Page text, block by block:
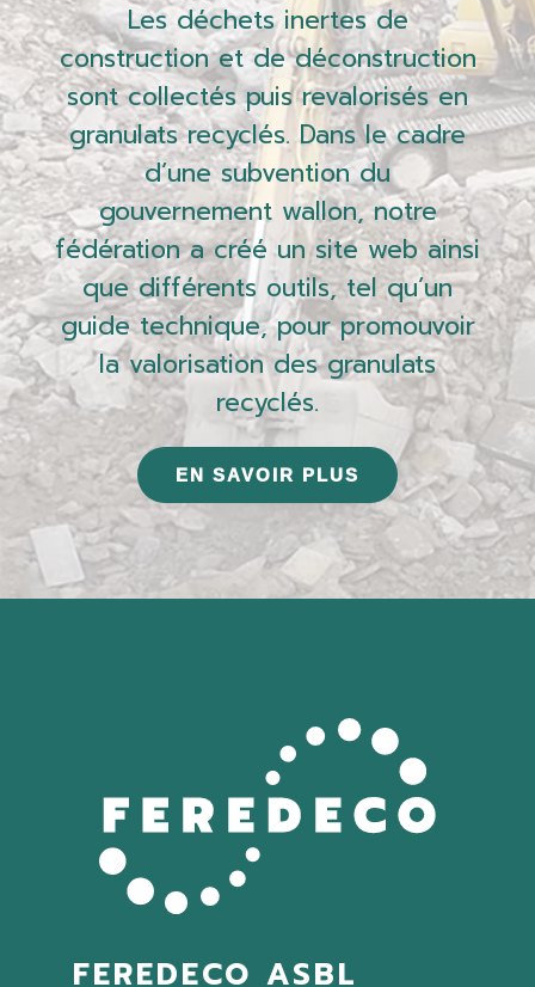
Les déchets inertes de
construction et de déconstruction
sont collectés puis revalorisés en
granulats recyclés. Dans le cadre
d’une subvention du
gouvernement wallon, notre
fédération a créé un site web ainsi
que différents outils, tel qu’un
guide technique, pour promouvoir
la valorisation des granulats
recyclés.
EN SAVOIR PLUS
FEREDECO ASBL